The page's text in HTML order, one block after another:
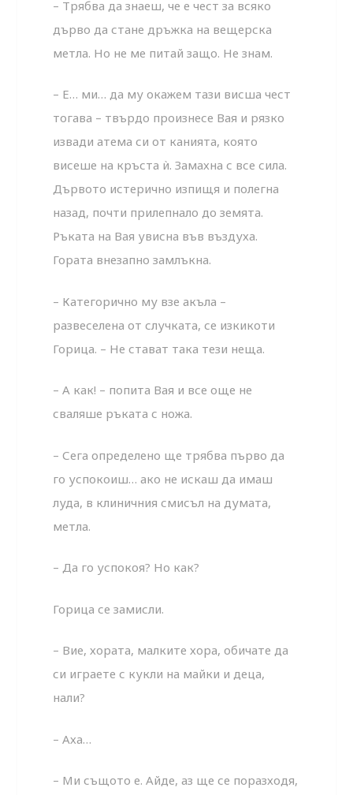
– Трябва да знаеш, че е чест за всяко
дърво да стане дръжка на вещерска
метла. Но не ме питай защо. Не знам.
– Е… ми… да му окажем тази висша чест
тогава – твърдо произнесе Вая и рязко
извади атема си от канията, която
висеше на кръста ѝ. Замахна с все сила.
Дървото истерично изпищя и полегна
назад, почти прилепнало до земята.
Ръката на Вая увисна във въздуха.
Гората внезапно замлъкна.
– Категорично му взе акъла –
развеселена от случката, се изкикоти
Горица. – Не стават така тези неща.
– А как! – попита Вая и все още не
сваляше ръката с ножа.
– Сега определено ще трябва първо да
го успокоиш… ако не искаш да имаш
луда, в клиничния смисъл на думата,
метла.
– Да го успокоя? Но как?
Горица се замисли.
– Вие, хората, малките хора, обичате да
си играете с кукли на майки и деца,
нали?
– Аха…
– Ми същото е. Айде, аз ще се поразходя,